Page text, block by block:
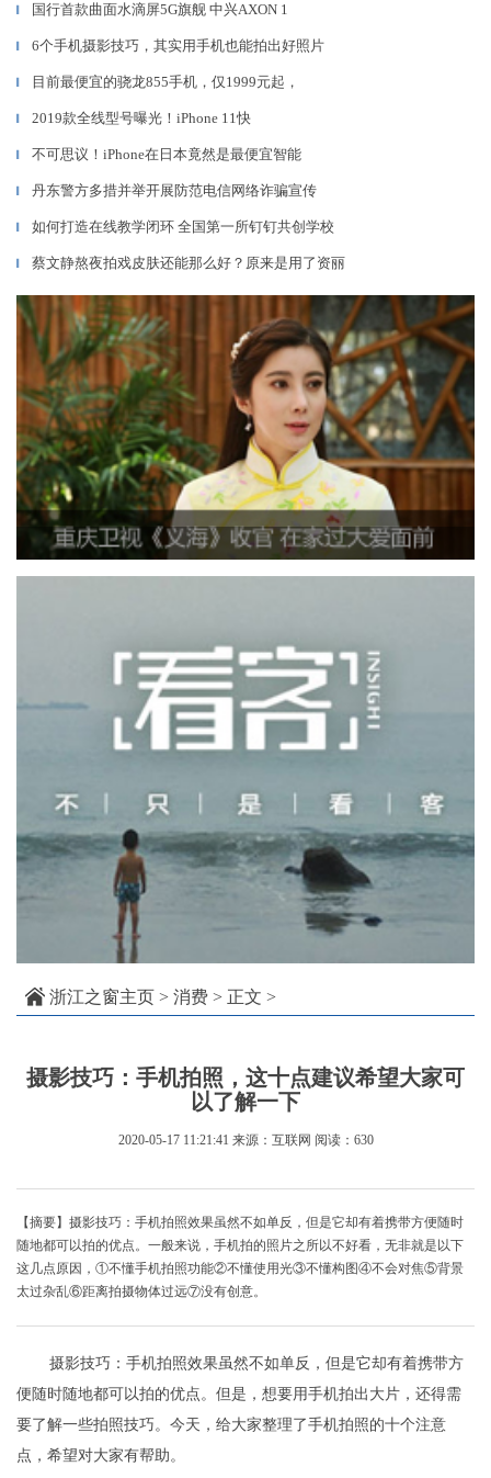
▎ 国行首款曲面水滴屏5G旗舰 中兴AXON 1
▎ 6个手机摄影技巧，其实用手机也能拍出好照片
▎ 目前最便宜的骁龙855手机，仅1999元起，
▎ 2019款全线型号曝光！iPhone 11快
▎ 不可思议！iPhone在日本竟然是最便宜智能
▎ 丹东警方多措并举开展防范电信网络诈骗宣传
▎ 如何打造在线教学闭环 全国第一所钉钉共创学校
▎ 蔡文静熬夜拍戏皮肤还能那么好？原来是用了资丽
浙江之窗主页 > 消费 > 正文 >
摄影技巧：手机拍照，这十点建议希望大家可
以了解一下
2020-05-17 11:21:41 来源：互联网 阅读：630
【摘要】摄影技巧：手机拍照效果虽然不如单反，但是它却有着携带方便随时
随地都可以拍的优点。一般来说，手机拍的照片之所以不好看，无非就是以下
这几点原因，①不懂手机拍照功能②不懂使用光③不懂构图④不会对焦⑤背景
太过杂乱⑥距离拍摄物体过远⑦没有创意。
摄影技巧：手机拍照效果虽然不如单反，但是它却有着携带方
便随时随地都可以拍的优点。但是，想要用手机拍出大片，还得需
要了解一些拍照技巧。今天，给大家整理了手机拍照的十个注意
点，希望对大家有帮助。